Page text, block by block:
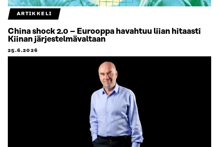
ARTIKKELI
China shock 2.0 – Eurooppa havahtuu liian hitaasti
Kiinan järjestelmävaltaan
25.6.2026